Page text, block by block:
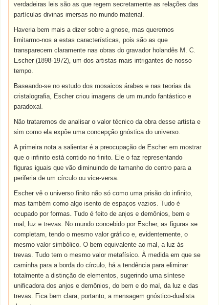
verdadeiras leis são as que regem secretamente as relações das
partículas divinas imersas no mundo material.
Haveria bem mais a dizer sobre a gnose, mas queremos
limitarmo-nos a estas características, pois são as que
transparecem claramente nas obras do gravador holandês M. C.
Escher (1898-1972), um dos artistas mais intrigantes de nosso
tempo.
Baseando-se no estudo dos mosaicos árabes e nas teorias da
cristalografia, Escher criou imagens de um mundo fantástico e
paradoxal.
Não trataremos de analisar o valor técnico da obra desse artista e
sim como ela expõe uma concepção gnóstica do universo.
A primeira nota a salientar é a preocupação de Escher em mostrar
que o infinito está contido no finito. Ele o faz representando
figuras iguais que vão diminuindo de tamanho do centro para a
periferia de um círculo ou vice-versa.
Escher vê o universo finito não só como uma prisão do infinito,
mas também como algo isento de espaços vazios. Tudo é
ocupado por formas. Tudo é feito de anjos e demônios, bem e
mal, luz e trevas. No mundo concebido por Escher, as figuras se
completam, tendo o mesmo valor gráfico e, evidentemente, o
mesmo valor simbólico. O bem equivalente ao mal, a luz às
trevas. Tudo tem o mesmo valor metafísico. À medida em que se
caminha para a borda do círculo, há a tendência para eliminar
totalmente a distinção de elementos, sugerindo uma síntese
unificadora dos anjos e demônios, do bem e do mal, da luz e das
trevas. Fica bem clara, portanto, a mensagem gnóstico-dualista